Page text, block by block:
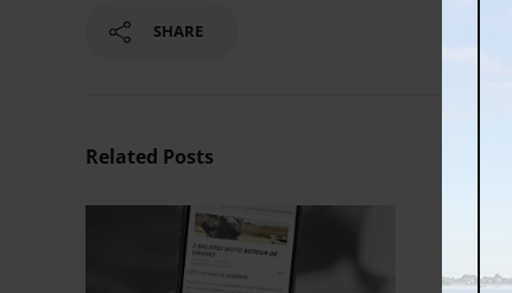
SHARE
Related Posts